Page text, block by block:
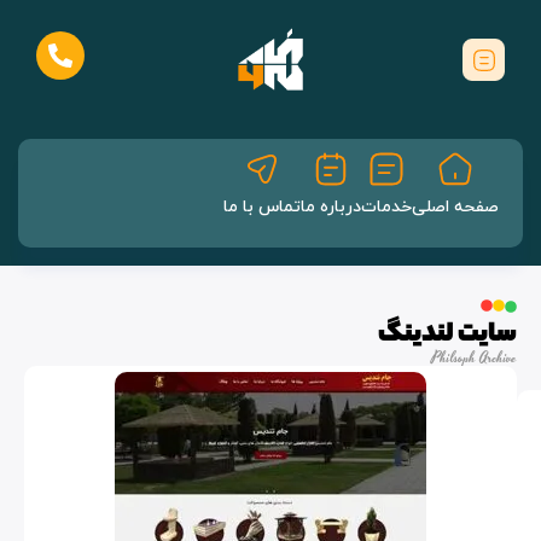
صفحه اصلیخدماتدرباره ماتماس با ما
سایت لندینگ
Philsoph Archive